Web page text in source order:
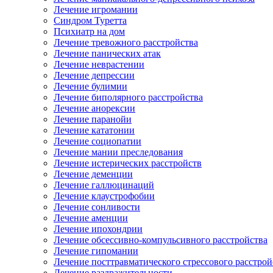
Лечение игромании
Синдром Туретта
Психиатр на дом
Лечение тревожного расстройства
Лечение панических атак
Лечение неврастении
Лечение депрессии
Лечение булимии
Лечение биполярного расстройства
Лечение анорексии
Лечение паранойи
Лечение кататонии
Лечение социопатии
Лечение мании преследования
Лечение истерических расстройств
Лечение деменции
Лечение галлюцинаций
Лечение клаустрофобии
Лечение сонливости
Лечение аменции
Лечение ипохондрии
Лечение обсессивно-компульсивного расстройства
Лечение гипомании
Лечение посттравматического стрессового